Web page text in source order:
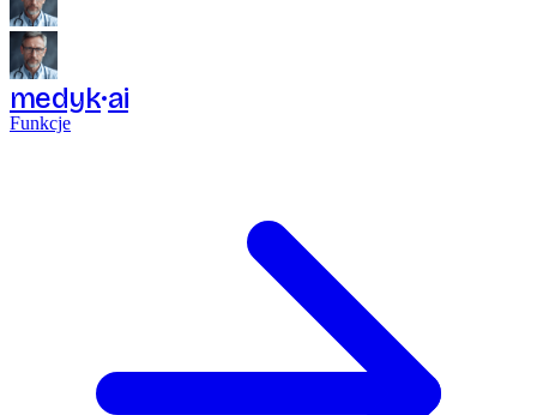
medyk ai
Funkcje